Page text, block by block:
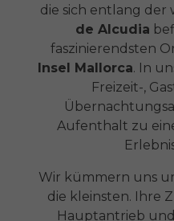
die sich entlang der
de Alcudia
faszinierendsten
Insel Mallorca. In
Freizeit-,
Aufenthalt zu
Wir kümmern uns
die kleinsten. Ihre
Hauptantrieb und